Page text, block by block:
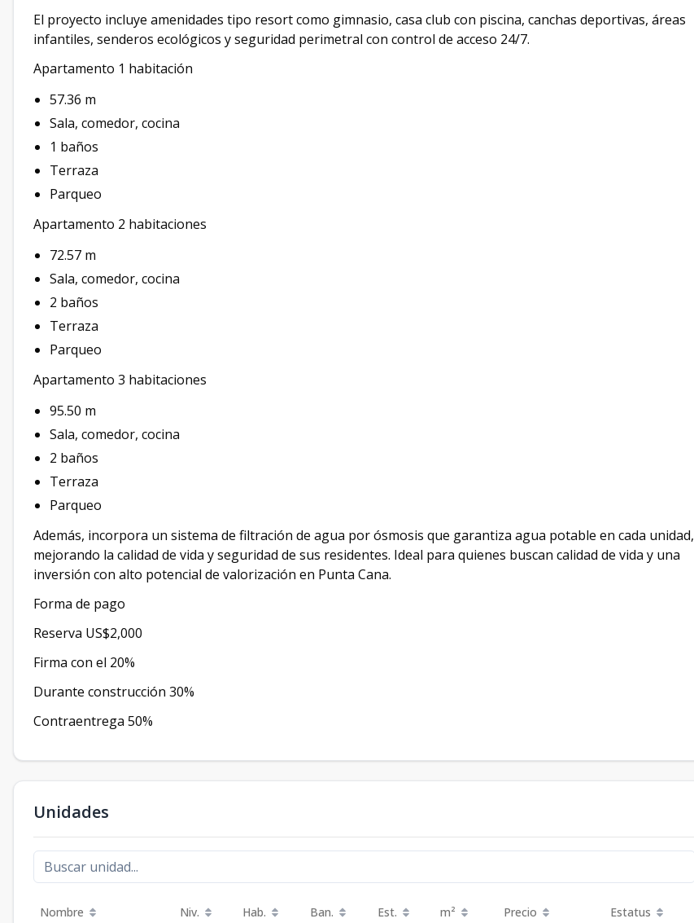
El proyecto incluye amenidades tipo resort como gimnasio, casa club con piscina, canchas deportivas, áreas
infantiles, senderos ecológicos y seguridad perimetral con control de acceso 24/7.
Apartamento 1 habitación
57.36 m
Sala, comedor, cocina
1 baños
Terraza
Parqueo
Apartamento 2 habitaciones
72.57 m
Sala, comedor, cocina
2 baños
Terraza
Parqueo
Apartamento 3 habitaciones
95.50 m
Sala, comedor, cocina
2 baños
Terraza
Parqueo
Además, incorpora un sistema de filtración de agua por ósmosis que garantiza agua potable en cada unidad,
mejorando la calidad de vida y seguridad de sus residentes. Ideal para quienes buscan calidad de vida y una
inversión con alto potencial de valorización en Punta Cana.
Forma de pago
Reserva US$2,000
Firma con el 20%
Durante construcción 30%
Contraentrega 50%
Unidades
Nombre Niv. Hab. Ban. Est. m² Precio Estatus